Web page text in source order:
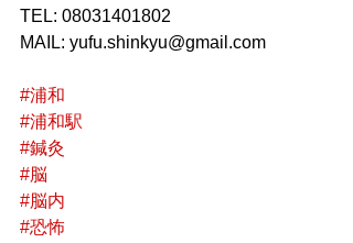
TEL: 08031401802
MAIL: yufu.shinkyu@gmail.com
#浦和
#浦和駅
#鍼灸
#脳
#脳内
#恐怖